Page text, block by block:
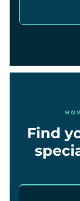
Find